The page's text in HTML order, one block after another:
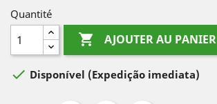
Quantité
 AJOUTER AU PANIER
 Disponível (Expedição imediata)